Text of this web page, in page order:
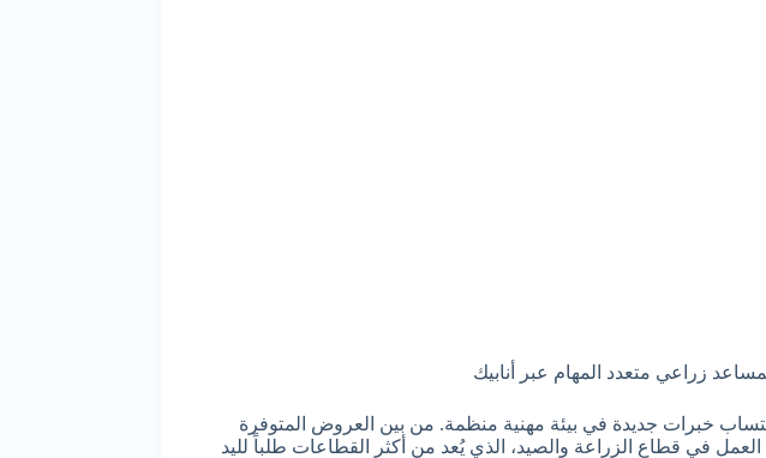
زراعي متعدد المهام عبر أنابيك
خبرات جديدة في بيئة مهنية منظمة. من بين العروض المتوفرة
في قطاع الزراعة والصيد، الذي يُعد من أكثر القطاعات طلباً لليد